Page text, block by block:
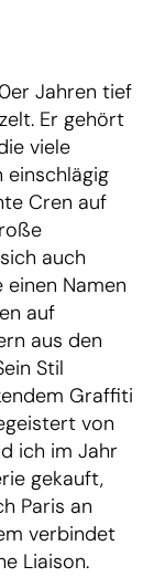
Jahren tief
Er gehört
viele
einschlägig
Cren auf
auch
Namen
auf
aus den
Stil
Graffiti
von
ich im Jahr
gekauft,
Paris an
verbindet
Liaison.